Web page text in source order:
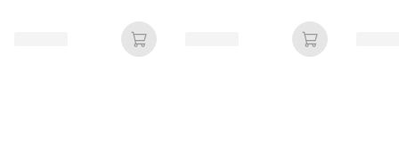
Ajouter au panier Ajouter au